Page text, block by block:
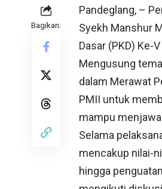
Bagikan:
Pandeglang, –
Syekh Manshur
Dasar (PKD) Ke-
Mengusung
dalam Merawat
PMII untuk
mampu
Selama
mencakup nilai-
hingga